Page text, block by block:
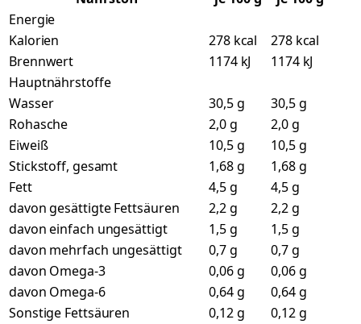
Energie
Kalorien
278 kcal
278 kcal
Brennwert
1174 kJ
1174 kJ
Hauptnährstoffe
Wasser
30,5 g
30,5 g
Rohasche
2,0 g
2,0 g
Eiweiß
10,5 g
10,5 g
Stickstoff, gesamt
1,68 g
1,68 g
Fett
4,5 g
4,5 g
davon gesättigte Fettsäuren
2,2 g
2,2 g
davon einfach ungesättigt
1,5 g
1,5 g
davon mehrfach ungesättigt
0,7 g
0,7 g
davon Omega-3
0,06 g
0,06 g
davon Omega-6
0,64 g
0,64 g
Sonstige Fettsäuren
0,12 g
0,12 g